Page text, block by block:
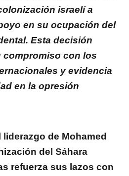
israelí a
en su ocupación del
Esta decisión
compromiso con los
y evidencia
en la opresión
de Mohamed
del Sáhara
refuerza sus lazos con